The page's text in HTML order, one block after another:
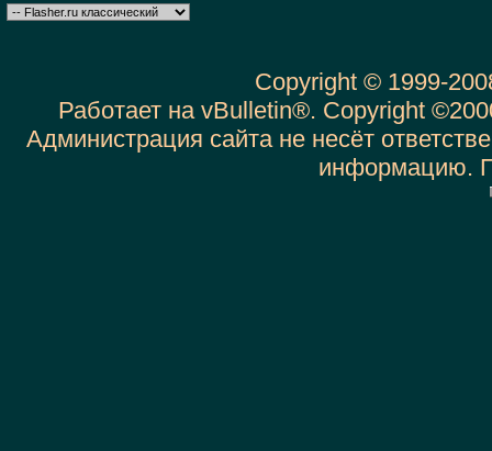
Copyright © 1999-
Работает на vBulletin®. Copyright
Администрация сайта не несёт
информацию.